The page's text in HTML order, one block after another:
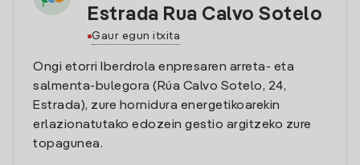
Estrada Rua Calvo Sotelo
Gaur egun itxita
Ongi etorri Iberdrola enpresaren arreta- eta
salmenta-bulegora (Rúa Calvo Sotelo, 24,
Estrada), zure hornidura energetikoarekin
erlazionatutako edozein gestio argitzeko zure
topagunea.